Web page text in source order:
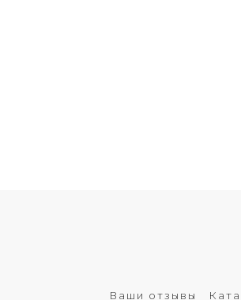
Ваши отзывы